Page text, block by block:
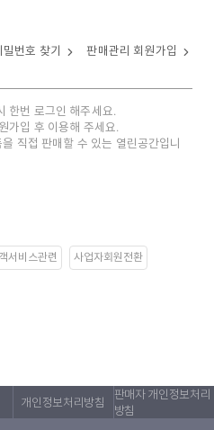
번호 찾기 판매관리 회원가입
한번 로그인 해주세요.
가입 후 이용해 주세요.
직접 판매할 수 있는 열린공간입니
서비스관련 사업자회원전환
개인정보처리방침
판매자 개인정보처리
방침